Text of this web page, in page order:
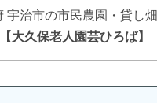
宇治市の市民農園・貸し畑
大久保老人園芸ひろば】